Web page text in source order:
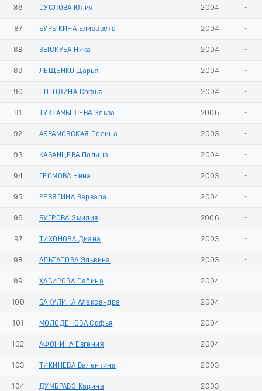
86 СУСЛОВА Юлия 2004 -
87 БУРЫКИНА Елизавета 2004 -
88 ВЫСКУБА Ника 2004 -
89 ЛЕЩЕНКО Дарья 2004 -
90 ПОГОДИНА Софья 2004 -
91 ТУКТАМЫШЕВА Эльза 2006 -
92 АБРАМОВСКАЯ Полина 2003 -
93 КАЗАНЦЕВА Полина 2004 -
94 ГРОМОВА Нина 2003 -
95 РЕВЯГИНА Варвара 2004 -
96 БУГРОВА Эмилия 2006 -
97 ТИХОНОВА Диана 2003 -
98 АЛЬТАПОВА Эльвина 2003 -
99 ХАБИРОВА Сабина 2004 -
100 БАКУЛИНА Александра 2004 -
101 МОЛОДЕНОВА Софья 2004 -
102 АФОНИНА Евгения 2004 -
103 ТИКИНЕВА Валентина 2003 -
104 ДУМБРАВЭ Карина 2003 -